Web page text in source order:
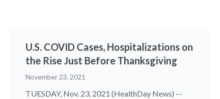
U.S. COVID Cases, Hospitalizations on
the Rise Just Before Thanksgiving
November 23, 2021
TUESDAY, Nov. 23, 2021 (HealthDay News) --